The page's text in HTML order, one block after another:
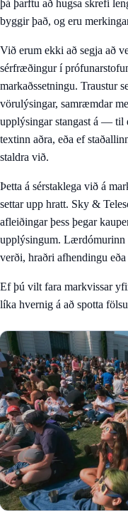
þá þarftu að hugsa skrefi
byggir það, og eru
Við erum ekki að segja að
sérfræðingur í
markaðssetningu. Traustur
vörulýsingar, samræmdar
upplýsingar stangast á — til
textinn aðra, eða ef
staldra við.
Þetta á sérstaklega við á
settar upp hratt. Sky &
afleiðingar þess þegar
upplýsingum. Lærdómurinn
verði, hraðri afhendingu
Ef þú vilt fara markvissar
líka hvernig á að spotta